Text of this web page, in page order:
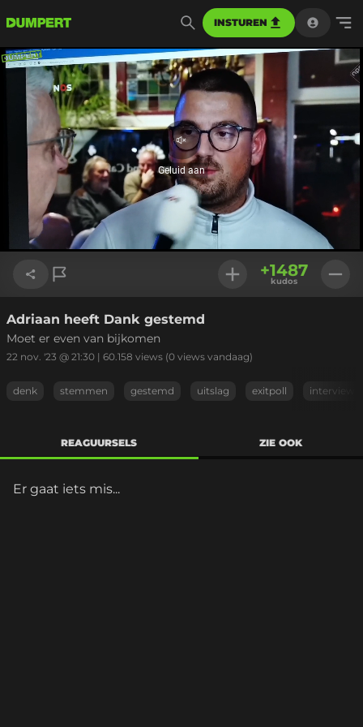
INSTUREN
Geluid
aan
Geluid aan
Geladen
38.40%
Link kopiëren
+1487
kudos
Adriaan heeft Dank gestemd
Moet er even van bijkomen
22 nov. '23 @ 21:30 | 60.158 views (0 views vandaag)
denk stemmen gestemd uitslag exitpoll interview
REAGUURSELS ZIE OOK
Er gaat iets mis...